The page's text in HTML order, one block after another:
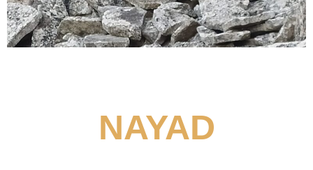
NAYAD